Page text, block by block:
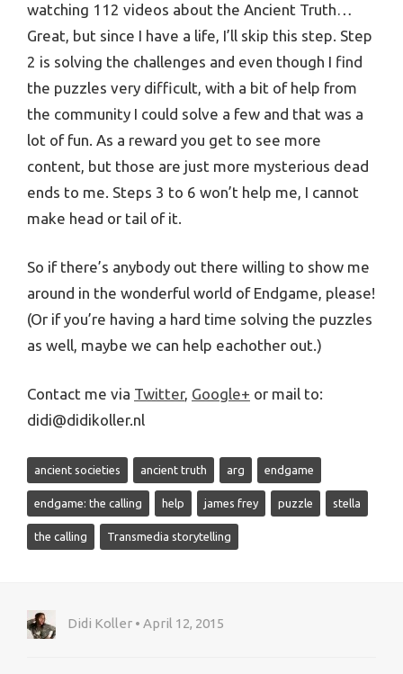
watching 112 videos about the Ancient Truth…
Great, but since I have a life, I’ll skip this step. Step
2 is solving the challenges and even though I find
the puzzles very difficult, with a bit of help from
the community I could solve a few and that was a
lot of fun. As a reward you get to see more
content, but those are just more mysterious dead
ends to me. Steps 3 to 6 won’t help me, I cannot
make head or tail of it.
So if there’s anybody out there willing to show me
around in the wonderful world of Endgame, please!
(Or if you’re having a hard time solving the puzzles
as well, maybe we can help eachother out.)
Contact me via Twitter, Google+ or mail to:
didi@didikoller.nl
ancient societies ancient truth arg endgame
endgame: the calling help james frey puzzle stella
the calling Transmedia storytelling
Didi Koller • April 12, 2015